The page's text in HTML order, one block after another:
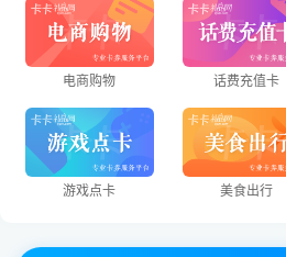
电商购物 话费充值卡
游戏点卡 美食出行